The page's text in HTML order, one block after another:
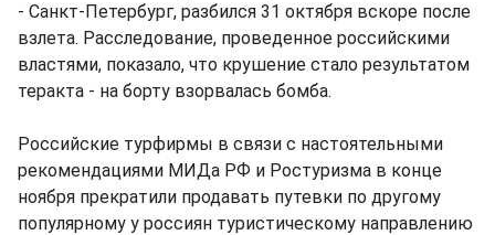
- Санкт-Петербург, разбился 31 октября вскоре после
взлета. Расследование, проведенное российскими
властями, показало, что крушение стало результатом
теракта - на борту взорвалась бомба.
Российские турфирмы в связи с настоятельными
рекомендациями МИДа РФ и Ростуризма в конце
ноября прекратили продавать путевки по другому
популярному у россиян туристическому направлению